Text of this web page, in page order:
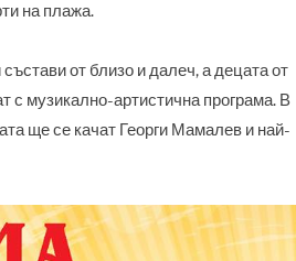
на плажа.
от близо и далеч, а децата от
с музикално-артистична програма. В
ще се качат Георги Мамалев и най-